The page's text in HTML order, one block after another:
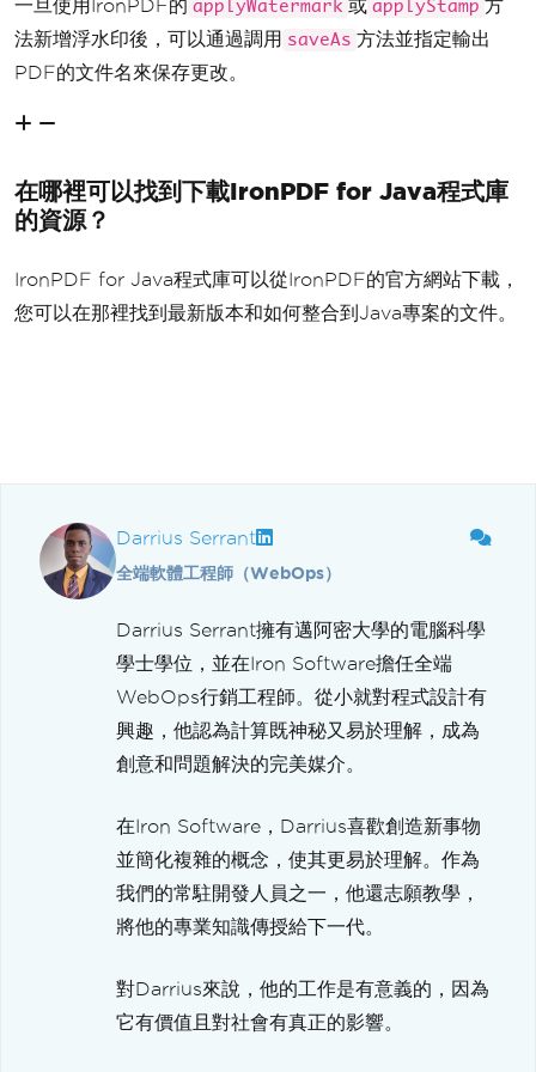
一旦使用IronPDF的 applyWatermark 或 applyStamp 方
法新增浮水印後，可以通過調用 saveAs 方法並指定輸出
PDF的文件名來保存更改。
在哪裡可以找到下載IronPDF for Java程式庫
的資源？
IronPDF for Java程式庫可以從IronPDF的官方網站下載，
您可以在那裡找到最新版本和如何整合到Java專案的文件。
Darrius Serrant
全端軟體工程師（WebOps）
Darrius Serrant擁有邁阿密大學的電腦科學
學士學位，並在Iron Software擔任全端
WebOps行銷工程師。從小就對程式設計有
興趣，他認為計算既神秘又易於理解，成為
創意和問題解決的完美媒介。
在Iron Software，Darrius喜歡創造新事物
並簡化複雜的概念，使其更易於理解。作為
我們的常駐開發人員之一，他還志願教學，
將他的專業知識傳授給下一代。
對Darrius來說，他的工作是有意義的，因為
它有價值且對社會有真正的影響。